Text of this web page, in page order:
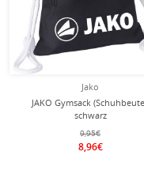
Jako
JAKO Gymsack
schwarz
9,95€
8,96€